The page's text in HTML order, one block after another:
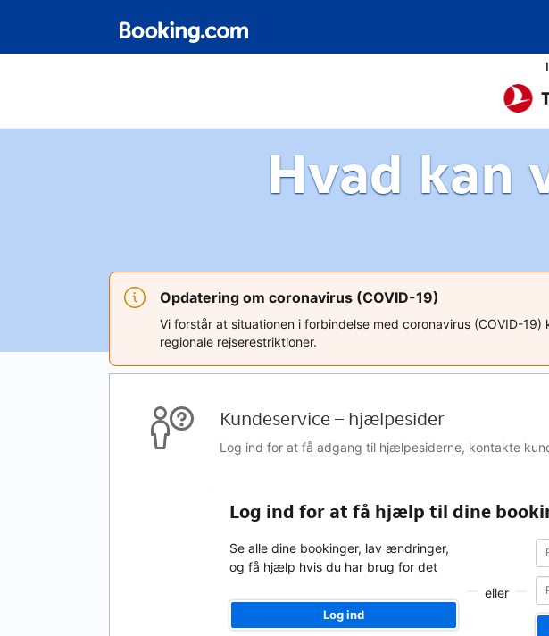
Hvad kan
Opdatering om coronavirus (COVID-19)
Vi forstår at situationen i forbindelse med coronavirus (COVID-
regionale rejserestriktioner.
Kundeservice – hjælpesider
Log ind for at få adgang til hjælpesiderne, kontakte
Log ind for at få hjælp til dine
Se alle dine bookinger, lav ændringer,
og få hjælp hvis du har brug for det
Log ind
eller